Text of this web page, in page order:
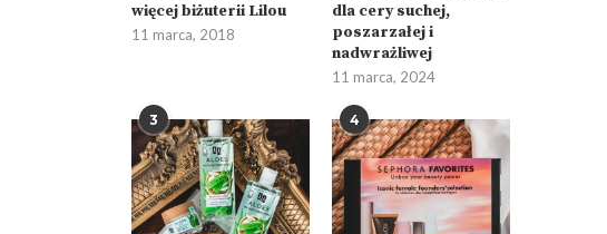
więcej biżuterii Lilou
11 marca, 2018
dla cery suchej,
poszarzałej i
nadwrażliwej
11 marca, 2024
3 4